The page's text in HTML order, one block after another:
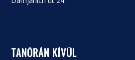
TANÓRÁN KÍVÜL